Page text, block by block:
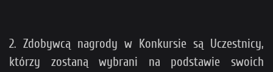
2. Zdobywcą nagrody w Konkursie są Uczestnicy,
którzy zostaną wybrani na podstawie swoich